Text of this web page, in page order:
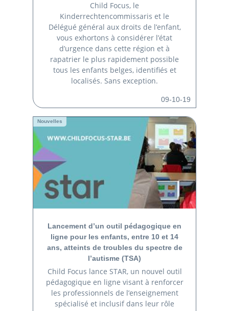
Child Focus, le
Kinderrechtencommissaris et le
Délégué général aux droits de l’enfant,
vous exhortons à considérer l’état
d’urgence dans cette région et à
rapatrier le plus rapidement possible
tous les enfants belges, identifiés et
localisés. Sans exception.
09-10-19
Nouvelles
Lancement d’un outil pédagogique en
ligne pour les enfants, entre 10 et 14
ans, atteints de troubles du spectre de
l’autisme (TSA)
Child Focus lance STAR, un nouvel outil
pédagogique en ligne visant à renforcer
les professionnels de l’enseignement
spécialisé et inclusif dans leur rôle